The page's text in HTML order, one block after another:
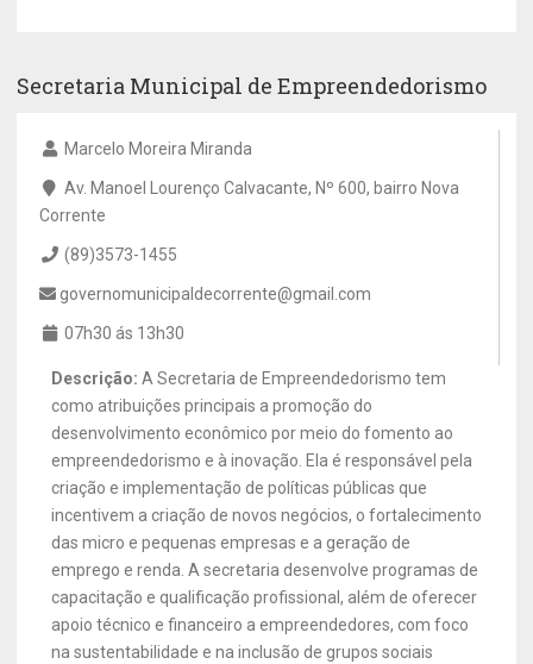
Secretaria Municipal de Empreendedorismo
Marcelo Moreira Miranda
Av. Manoel Lourenço Calvacante, Nº 600, bairro Nova
Corrente
(89)3573-1455
governomunicipaldecorrente@gmail.com
07h30 ás 13h30
Descrição: A Secretaria de Empreendedorismo tem
como atribuições principais a promoção do
desenvolvimento econômico por meio do fomento ao
empreendedorismo e à inovação. Ela é responsável pela
criação e implementação de políticas públicas que
incentivem a criação de novos negócios, o fortalecimento
das micro e pequenas empresas e a geração de
emprego e renda. A secretaria desenvolve programas de
capacitação e qualificação profissional, além de oferecer
apoio técnico e financeiro a empreendedores, com foco
na sustentabilidade e na inclusão de grupos sociais